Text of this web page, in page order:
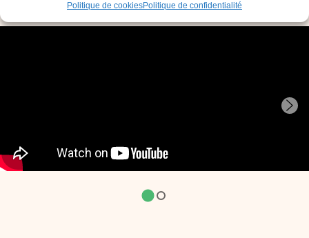
Politique de cookiesPolitique de confidentialité